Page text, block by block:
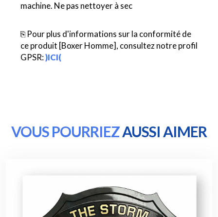
machine. Ne pas nettoyer à sec
⎘ Pour plus d'informations sur la conformité de
ce produit [Boxer Homme], consultez notre profil
GPSR:)ICI(
VOUS POURRIEZAUSSI AIMER